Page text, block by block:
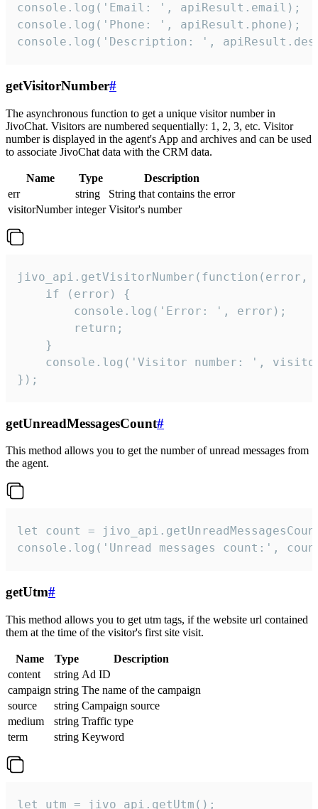
console.log('Email: ', apiResult.email);
console.log('Phone: ', apiResult.phone);
console.log('Description: ',
getVisitorNumber#
The asynchronous function to get a unique visitor number in
JivoChat. Visitors are numbered sequentially: 1, 2, 3, etc. Visitor
number is displayed in the agent's App and archives and can be used
to associate JivoChat data with the CRM data.
Name Type
Description
err
string
String that contains the error
visitorNumber integer Visitor's number
jivo_api.getVisitorNumber(function(error,
    if (error) {
        console.log('Error: ', error);
        return;
    }
console.log('Visitor number: ',
});
getUnreadMessagesCount#
This method allows you to get the number of unread messages from
the agent.
let count =
console.log('Unread messages count:',
getUtm#
This method allows you to get utm tags, if the website url contained
them at the time of the visitor's first site visit.
Name Type
Description
content
string Ad ID
campaign string The name of the campaign
source
string Campaign source
medium
string Traffic type
term
string Keyword
let utm = jivo_api.getUtm();